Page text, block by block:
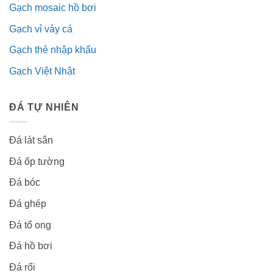
Gạch mosaic hồ bơi
Gạch vỉ vảy cá
Gạch thẻ nhập khẩu
Gạch Việt Nhật
ĐÁ TỰ NHIÊN
Đá lát sân
Đá ốp tường
Đá bóc
Đá ghép
Đá tổ ong
Đá hồ bơi
Đá rối